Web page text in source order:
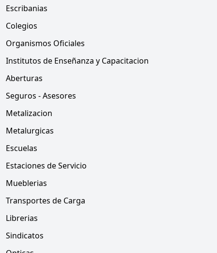
Escribanias
Colegios
Organismos Oficiales
Institutos de Enseñanza y Capacitacion
Aberturas
Seguros - Asesores
Metalizacion
Metalurgicas
Escuelas
Estaciones de Servicio
Mueblerias
Transportes de Carga
Librerias
Sindicatos